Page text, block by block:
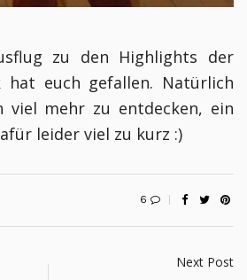
zu den Highlights der
hat euch gefallen. Natürlich
mehr zu entdecken, ein
leider viel zu kurz :)
6
Next Post